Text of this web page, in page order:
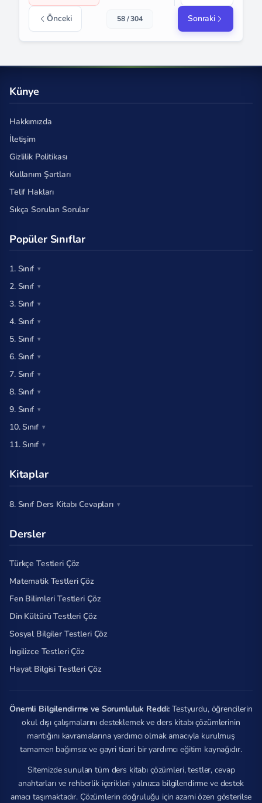
Önceki 58 / 304 Sonraki
Künye
Hakkımızda
İletişim
Gizlilik Politikası
Kullanım Şartları
Telif Hakları
Sıkça Sorulan Sorular
Popüler Sınıflar
1. Sınıf
2. Sınıf
3. Sınıf
4. Sınıf
5. Sınıf
6. Sınıf
7. Sınıf
8. Sınıf
9. Sınıf
10. Sınıf
11. Sınıf
Kitaplar
8. Sınıf Ders Kitabı Cevapları
Dersler
Türkçe Testleri Çöz
Matematik Testleri Çöz
Fen Bilimleri Testleri Çöz
Din Kültürü Testleri Çöz
Sosyal Bilgiler Testleri Çöz
İngilizce Testleri Çöz
Hayat Bilgisi Testleri Çöz
Önemli Bilgilendirme ve Sorumluluk Reddi: Testyurdu, öğrencilerin
okul dışı çalışmalarını desteklemek ve ders kitabı çözümlerinin
mantığını kavramalarına yardımcı olmak amacıyla kurulmuş
tamamen bağımsız ve gayri ticari bir yardımcı eğitim kaynağıdır.
Sitemizde sunulan tüm ders kitabı çözümleri, testler, cevap
anahtarları ve rehberlik içerikleri yalnızca bilgilendirme ve destek
amacı taşımaktadır. Çözümlerin doğruluğu için azami özen gösterilse